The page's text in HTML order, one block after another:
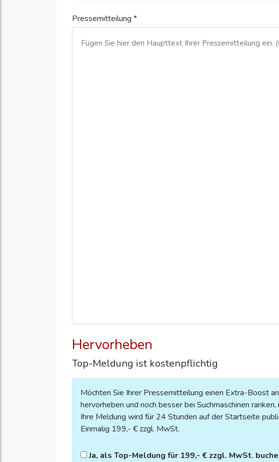
Pressemitteilung *
Hervorheben
Top-Meldung ist kostenpflichtig
Möchten Sie Ihrer Pressemitteilung einen Extra-Boost
hervorheben und noch besser bei Suchmaschinen
Ihre Meldung wird für 24 Stunden auf der Startseite
Einmalig 199,- € zzgl. MwSt.
Ja, als Top-Meldung für 199,- € zzgl. MwSt.